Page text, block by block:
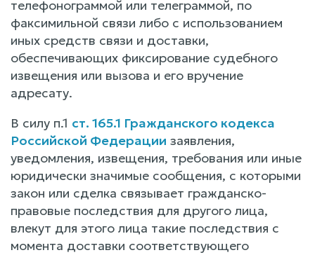
телефонограммой или телеграммой, по
факсимильной связи либо с использованием
иных средств связи и доставки,
обеспечивающих фиксирование судебного
извещения или вызова и его вручение
адресату.
В силу п.1 ст. 165.1 Гражданского кодекса
Российской Федерации заявления,
уведомления, извещения, требования или иные
юридически значимые сообщения, с которыми
закон или сделка связывает гражданско-
правовые последствия для другого лица,
влекут для этого лица такие последствия с
момента доставки соответствующего